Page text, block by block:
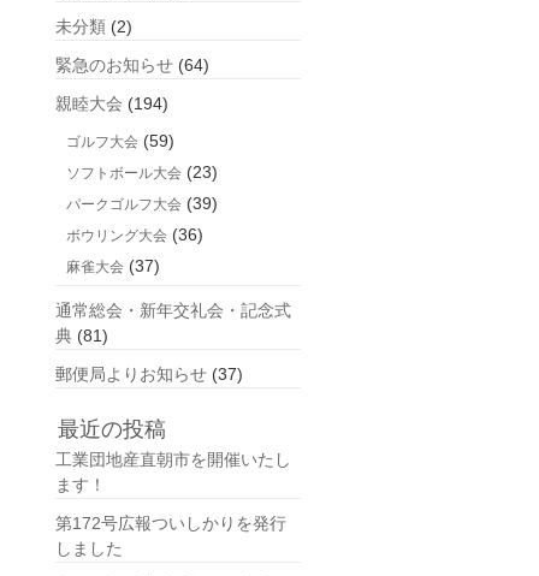
未分類 (2)
緊急のお知らせ (64)
親睦大会 (194)
ゴルフ大会 (59)
ソフトボール大会 (23)
パークゴルフ大会 (39)
ボウリング大会 (36)
麻雀大会 (37)
通常総会・新年交礼会・記念式
典 (81)
郵便局よりお知らせ (37)
最近の投稿
工業団地産直朝市を開催いたし
ます！
第172号広報ついしかりを発行
しました